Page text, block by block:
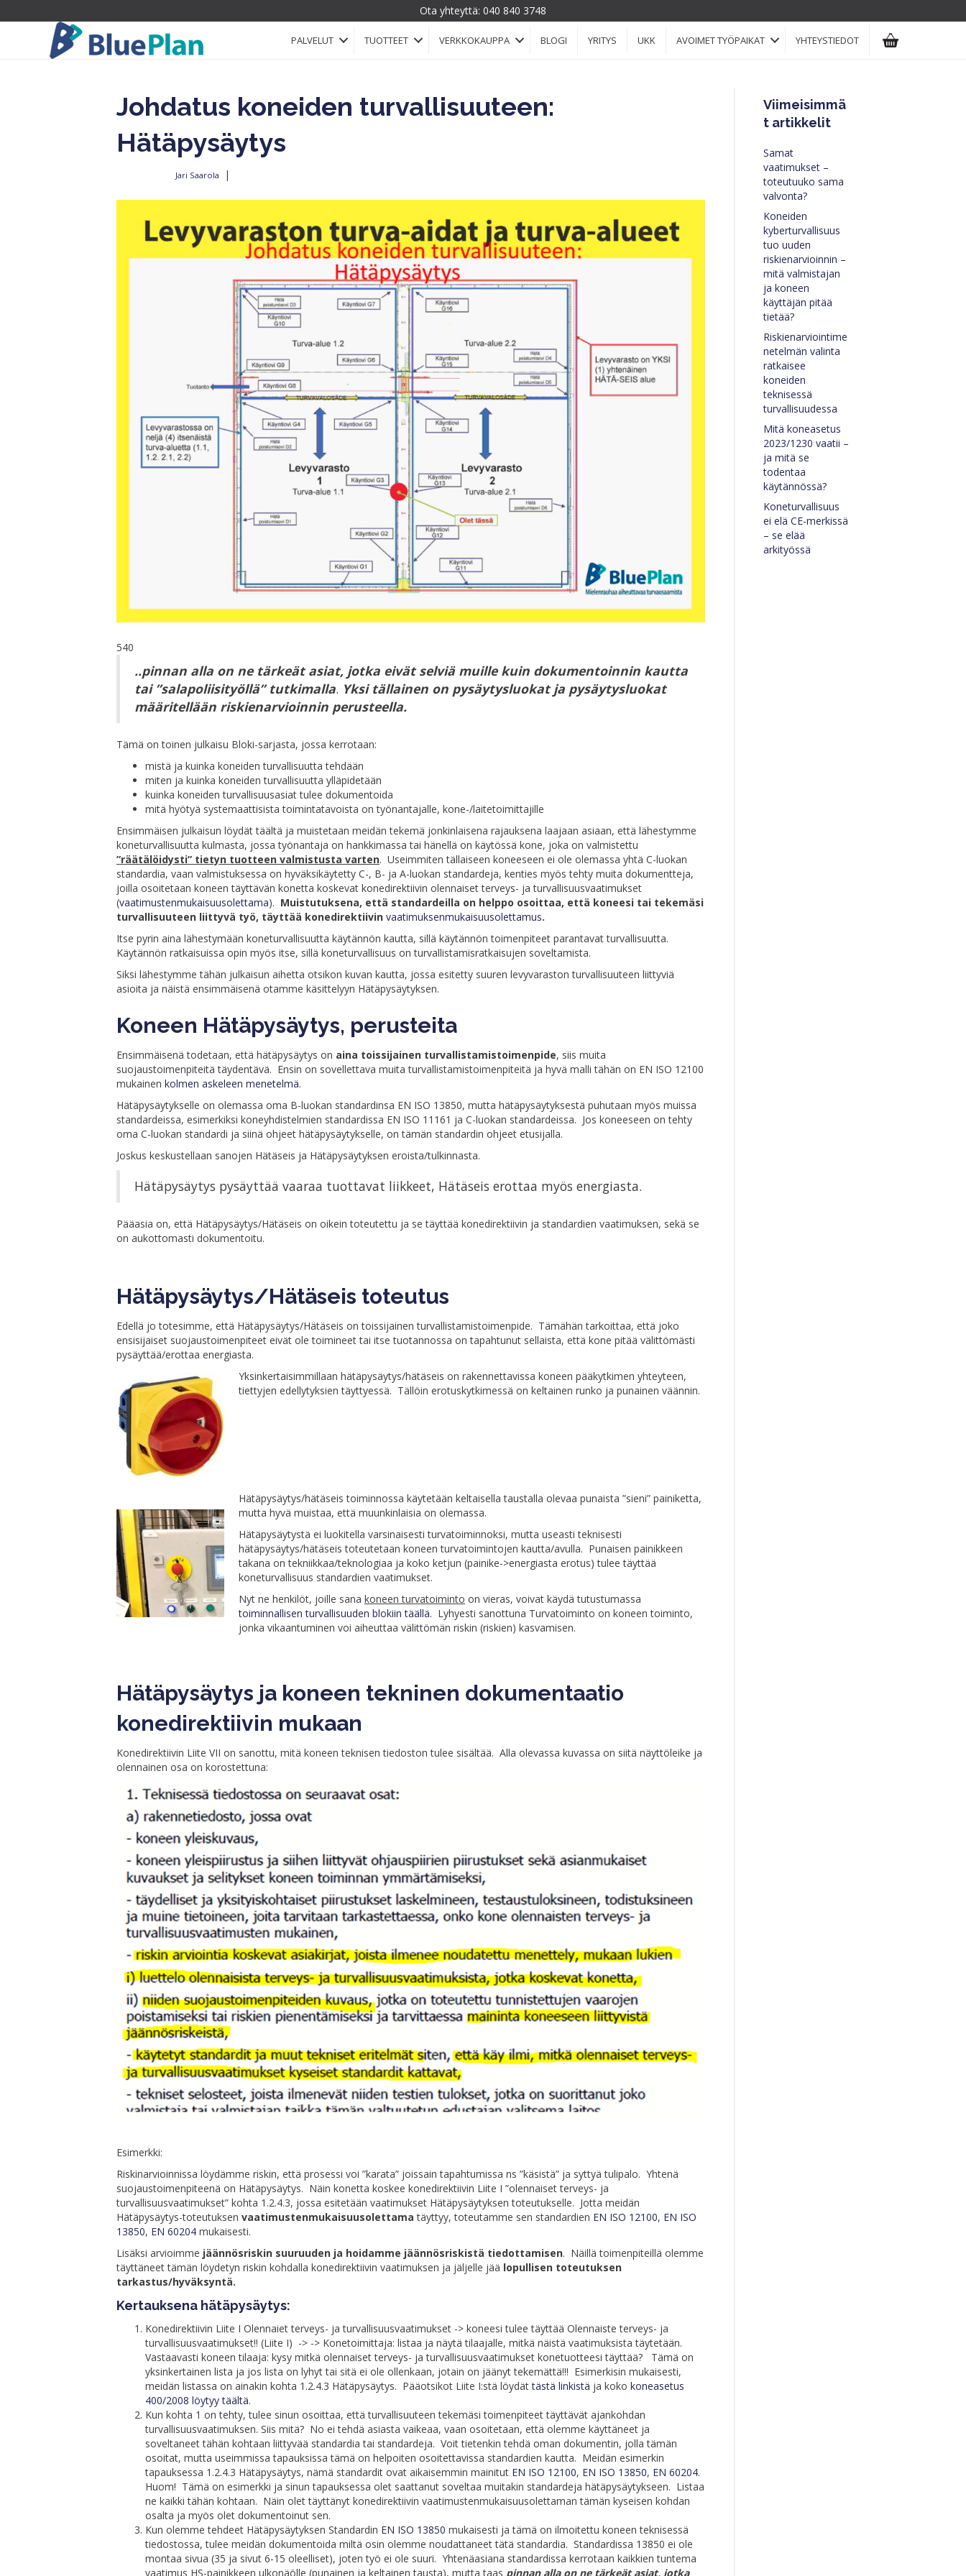
Ota yhteyttä: 040 840 3748
PALVELUT TUOTTEET VERKKOKAUPPA BLOGI YRITYS UKK AVOIMET TYÖPAIKAT YHTEYSTIEDOT
Johdatus koneiden turvallisuuteen:
Hätäpysäytys
Jari Saarola |
540
..pinnan alla on ne tärkeät asiat, jotka eivät selviä muille kuin dokumentoinnin kautta
tai ”salapoliisityöllä” tutkimalla. Yksi tällainen on pysäytysluokat ja pysäytysluokat
määritellään riskienarvioinnin perusteella.
Tämä on toinen julkaisu Bloki-sarjasta, jossa kerrotaan:
mistä ja kuinka koneiden turvallisuutta tehdään
miten ja kuinka koneiden turvallisuutta ylläpidetään
kuinka koneiden turvallisuusasiat tulee dokumentoida
mitä hyötyä systemaattisista toimintatavoista on työnantajalle, kone-/laitetoimittajille
Ensimmäisen julkaisun löydät täältä ja muistetaan meidän tekemä jonkinlaisena rajauksena laajaan asiaan, että lähestymme
koneturvallisuutta kulmasta, jossa työnantaja on hankkimassa tai hänellä on käytössä kone, joka on valmistettu
”räätälöidysti” tietyn tuotteen valmistusta varten. Useimmiten tällaiseen koneeseen ei ole olemassa yhtä C-luokan
standardia, vaan valmistuksessa on hyväksikäytetty C-, B- ja A-luokan standardeja, kenties myös tehty muita dokumentteja,
joilla osoitetaan koneen täyttävän konetta koskevat konedirektiivin olennaiset terveys- ja turvallisuusvaatimukset
(vaatimustenmukaisuusolettama). Muistutuksena, että standardeilla on helppo osoittaa, että koneesi tai tekemäsi
turvallisuuteen liittyvä työ, täyttää konedirektiivin vaatimuksenmukaisuusolettamus.
Itse pyrin aina lähestymään koneturvallisuutta käytännön kautta, sillä käytännön toimenpiteet parantavat turvallisuutta.
Käytännön ratkaisuissa opin myös itse, sillä koneturvallisuus on turvallistamisratkaisujen soveltamista.
Siksi lähestymme tähän julkaisun aihetta otsikon kuvan kautta, jossa esitetty suuren levyvaraston turvallisuuteen liittyviä
asioita ja näistä ensimmäisenä otamme käsittelyyn Hätäpysäytyksen.
Koneen Hätäpysäytys, perusteita
Ensimmäisenä todetaan, että hätäpysäytys on aina toissijainen turvallistamistoimenpide, siis muita
suojaustoimenpiteitä täydentävä. Ensin on sovellettava muita turvallistamistoimenpiteitä ja hyvä malli tähän on EN ISO 12100
mukainen kolmen askeleen menetelmä.
Hätäpysäytykselle on olemassa oma B-luokan standardinsa EN ISO 13850, mutta hätäpysäytyksestä puhutaan myös muissa
standardeissa, esimerkiksi koneyhdistelmien standardissa EN ISO 11161 ja C-luokan standardeissa. Jos koneeseen on tehty
oma C-luokan standardi ja siinä ohjeet hätäpysäytykselle, on tämän standardin ohjeet etusijalla.
Joskus keskustellaan sanojen Hätäseis ja Hätäpysäytyksen eroista/tulkinnasta.
Hätäpysäytys pysäyttää vaaraa tuottavat liikkeet, Hätäseis erottaa myös energiasta.
Pääasia on, että Hätäpysäytys/Hätäseis on oikein toteutettu ja se täyttää konedirektiivin ja standardien vaatimuksen, sekä se
on aukottomasti dokumentoitu.
Hätäpysäytys/Hätäseis toteutus
Edellä jo totesimme, että Hätäpysäytys/Hätäseis on toissijainen turvallistamistoimenpide. Tämähän tarkoittaa, että joko
ensisijaiset suojaustoimenpiteet eivät ole toimineet tai itse tuotannossa on tapahtunut sellaista, että kone pitää välittömästi
pysäyttää/erottaa energiasta.
Yksinkertaisimmillaan hätäpysäytys/hätäseis on rakennettavissa koneen pääkytkimen yhteyteen,
tiettyjen edellytyksien täyttyessä. Tällöin erotuskytkimessä on keltainen runko ja punainen väännin.
Hätäpysäytys/hätäseis toiminnossa käytetään keltaisella taustalla olevaa punaista ”sieni” painiketta,
mutta hyvä muistaa, että muunkinlaisia on olemassa.
Hätäpysäytystä ei luokitella varsinaisesti turvatoiminnoksi, mutta useasti teknisesti
hätäpysäytys/hätäseis toteutetaan koneen turvatoimintojen kautta/avulla. Punaisen painikkeen
takana on tekniikkaa/teknologiaa ja koko ketjun (painike->energiasta erotus) tulee täyttää
koneturvallisuus standardien vaatimukset.
Nyt ne henkilöt, joille sana koneen turvatoiminto on vieras, voivat käydä tutustumassa
toiminnallisen turvallisuuden blokiin täällä. Lyhyesti sanottuna Turvatoiminto on koneen toiminto,
jonka vikaantuminen voi aiheuttaa välittömän riskin (riskien) kasvamisen.
Hätäpysäytys ja koneen tekninen dokumentaatio
konedirektiivin mukaan
Konedirektiivin Liite VII on sanottu, mitä koneen teknisen tiedoston tulee sisältää. Alla olevassa kuvassa on siitä näyttöleike ja
olennainen osa on korostettuna:
Esimerkki:
Riskinarvioinnissa löydämme riskin, että prosessi voi ”karata” joissain tapahtumissa ns ”käsistä” ja syttyä tulipalo. Yhtenä
suojaustoimenpiteenä on Hätäpysäytys. Näin konetta koskee konedirektiivin Liite I ”olennaiset terveys- ja
turvallisuusvaatimukset” kohta 1.2.4.3, jossa esitetään vaatimukset Hätäpysäytyksen toteutukselle. Jotta meidän
Hätäpysäytys-toteutuksen vaatimustenmukaisuusolettama täyttyy, toteutamme sen standardien EN ISO 12100, EN ISO
13850, EN 60204 mukaisesti.
Lisäksi arvioimme jäännösriskin suuruuden ja hoidamme jäännösriskistä tiedottamisen. Näillä toimenpiteillä olemme
täyttäneet tämän löydetyn riskin kohdalla konedirektiivin vaatimuksen ja jäljelle jää lopullisen toteutuksen
tarkastus/hyväksyntä.
Kertauksena hätäpysäytys:
Konedirektiivin Liite I Olennaiet terveys- ja turvallisuusvaatimukset -> koneesi tulee täyttää Olennaiste terveys- ja
turvallisuusvaatimukset!! (Liite I) -> -> Konetoimittaja: listaa ja näytä tilaajalle, mitkä näistä vaatimuksista täytetään.
Vastaavasti koneen tilaaja: kysy mitkä olennaiset terveys- ja turvallisuusvaatimukset konetuotteesi täyttää? Tämä on
yksinkertainen lista ja jos lista on lyhyt tai sitä ei ole ollenkaan, jotain on jäänyt tekemättä!!! Esimerkisin mukaisesti,
meidän listassa on ainakin kohta 1.2.4.3 Hätäpysäytys. Pääotsikot Liite I:stä löydättästä linkistä ja koko koneasetus
400/2008 löytyy täältä.
Kun kohta 1 on tehty, tulee sinun osoittaa, että turvallisuuteen tekemäsi toimenpiteet täyttävät ajankohdan
turvallisuusvaatimuksen. Siis mitä? No ei tehdä asiasta vaikeaa, vaan osoitetaan, että olemme käyttäneet ja
soveltaneet tähän kohtaan liittyvää standardia tai standardeja. Voit tietenkin tehdä oman dokumentin, jolla tämän
osoitat, mutta useimmissa tapauksissa tämä on helpoiten osoitettavissa standardien kautta. Meidän esimerkin
tapauksessa 1.2.4.3 Hätäpysäytys, nämä standardit ovat aikaisemmin mainitut EN ISO 12100, EN ISO 13850, EN 60204.
Huom! Tämä on esimerkki ja sinun tapauksessa olet saattanut soveltaa muitakin standardeja hätäpysäytykseen. Listaa
ne kaikki tähän kohtaan. Näin olet täyttänyt konedirektiivin vaatimustenmukaisuusolettaman tämän kyseisen kohdan
osalta ja myös olet dokumentoinut sen.
Kun olemme tehdeet Hätäpysäytyksen Standardin EN ISO 13850 mukaisesti ja tämä on ilmoitettu koneen teknisessä
tiedostossa, tulee meidän dokumentoida miltä osin olemme noudattaneet tätä standardia. Standardissa 13850 ei ole
montaa sivua (35 ja sivut 6-15 oleelliset), joten työ ei ole suuri. Yhtenäasiana standardissa kerrotaan kaikkien tuntema
vaatimus HS-painikkeen ulkonäölle (punainen ja keltainen tausta), mutta taas pinnan alla on ne tärkeät asiat, jotka
Viimeisimmä
t artikkelit
Samat
vaatimukset –
toteutuuko sama
valvonta?
Koneiden
kyberturvallisuus
tuo uuden
riskienarvioinnin –
mitä valmistajan
ja koneen
käyttäjän pitää
tietää?
Riskienarviointime
netelmän valinta
ratkaisee
koneiden
teknisessä
turvallisuudessa
Mitä koneasetus
2023/1230 vaatii –
ja mitä se
todentaa
käytännössä?
Koneturvallisuus
ei elä CE-merkissä
– se elää
arkityössä